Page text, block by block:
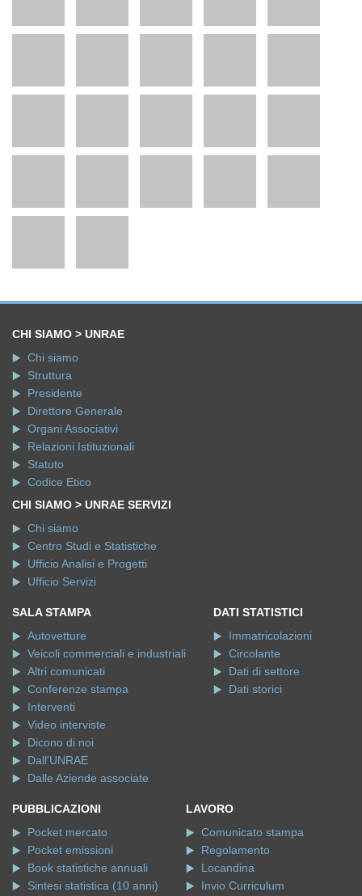
Struttura
Presidente
Direttore Generale
Organi Associativi
Relazioni Istituzionali
Statuto
Codice Etico
Centro Studi e Statistiche
Ufficio Analisi e Progetti
Ufficio Servizi
Veicoli commerciali e industriali
Altri comunicati
Conferenze stampa
Interventi
Video interviste
Dicono di noi
Dall'UNRAE
Dalle Aziende associate
Circolante
Dati di settore
Dati storici
Pocket emissioni
Book statistiche annuali
Sintesi statistica (10 anni)
Regolamento
Locandina
Invio Curriculum